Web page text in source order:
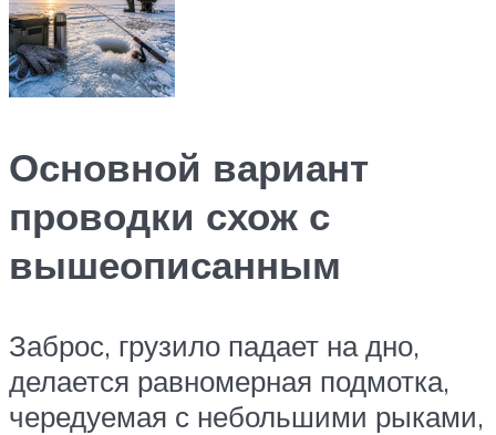
Основной вариант
проводки схож с
вышеописанным
Заброс, грузило падает на дно,
делается равномерная подмотка,
чередуемая с небольшими рыками,